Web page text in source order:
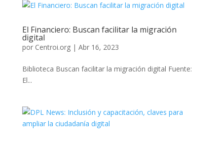
El Financiero: Buscan facilitar la migración
digital
por Centroi.org| Abr 16, 2023
Biblioteca Buscan facilitar la migración digital Fuente:
El...